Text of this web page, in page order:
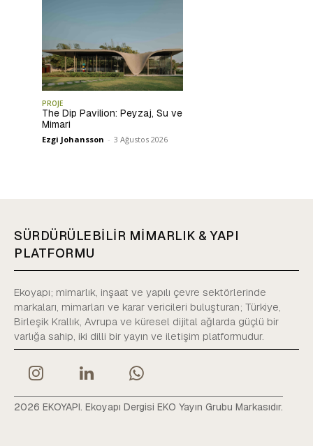
PROJE
The Dip Pavilion: Peyzaj, Su ve
Mimari
Ezgi Johansson - 3 Ağustos 2026
SÜRDÜRÜLEBİLİR MİMARLIK & YAPI
PLATFORMU
Ekoyapı; mimarlık, inşaat ve yapılı çevre sektörlerinde
markaları, mimarları ve karar vericileri buluşturan; Türkiye,
Birleşik Krallık, Avrupa ve küresel dijital ağlarda güçlü bir
varlığa sahip, iki dilli bir yayın ve iletişim platformudur.
2026 EKOYAPI. Ekoyapı Dergisi EKO Yayın Grubu Markasıdır.